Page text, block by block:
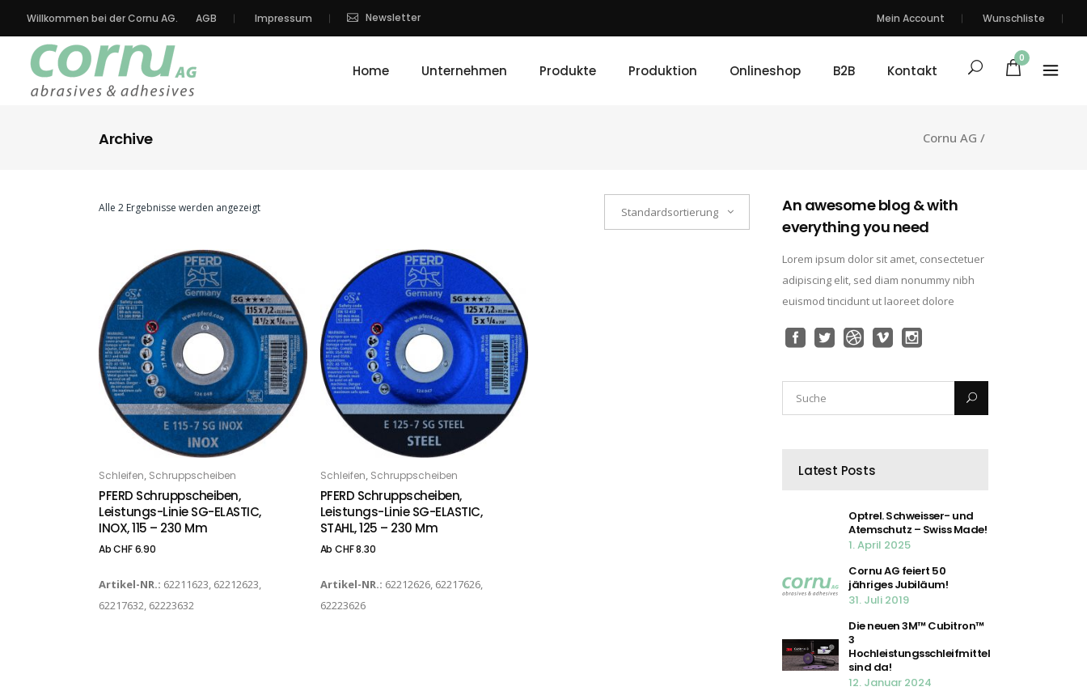
Willkommen bei der Cornu AG. AGB Impressum Newsletter Mein Account Wunschliste
Home Unternehmen Produkte Produktion Onlineshop B2B Kontakt
0
Archive Cornu AG /
Alle 2 Ergebnisse werden angezeigt Standardsortierung
OPTIONS
Schleifen Schruppscheiben
PFERD Schruppscheiben,
Leistungs-Linie SG-ELASTIC,
INOX, 115 – 230 Mm
AbCHF6.90
Artikel-NR.: 62211623, 62212623,
62217632, 62223632
OPTIONS
Schleifen Schruppscheiben
PFERD Schruppscheiben,
Leistungs-Linie SG-ELASTIC,
STAHL, 125 – 230 Mm
AbCHF8.30
Artikel-NR.: 62212626, 62217626,
62223626
An awesome blog & with
everything you need
Lorem ipsum dolor sit amet, consectetuer
adipiscing elit, sed diam nonummy nibh
euismod tincidunt ut laoreet dolore
Latest Posts
Optrel. Schweisser- und
Atemschutz – Swiss Made!
1. April 2025
Cornu AG feiert 50
jähriges Jubiläum!
31. Juli 2019
Die neuen 3M™ Cubitron™
3
Hochleistungsschleifmittel
sind da!
12. Januar 2024